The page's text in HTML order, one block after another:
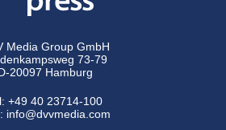
Media Group GmbH
73-79
20097 Hamburg
+49 40 23714-100
info@dvvmedia.com